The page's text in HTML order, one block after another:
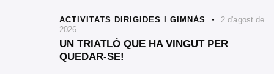
ACTIVITATS DIRIGIDES I GIMNÀS
2 d'agost de
2026
UN TRIATLÓ QUE HA VINGUT PER
QUEDAR-SE!